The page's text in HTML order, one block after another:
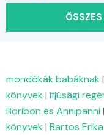
mondókák babáknak |
könyvek | ifjúsági
Boribon és Annipanni |
könyvek | Bartos